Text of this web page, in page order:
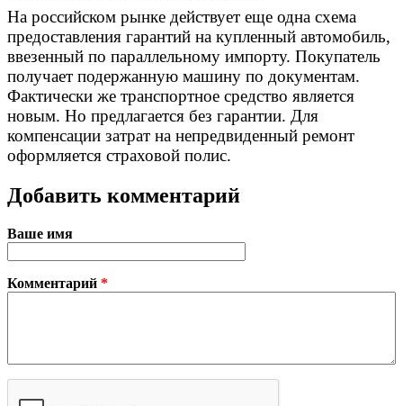
На российском рынке действует еще одна схема
предоставления гарантий на купленный автомобиль,
ввезенный по параллельному импорту. Покупатель
получает подержанную машину по документам.
Фактически же транспортное средство является
новым. Но предлагается без гарантии. Для
компенсации затрат на непредвиденный ремонт
оформляется страховой полис.
Добавить комментарий
Ваше имя
Комментарий *